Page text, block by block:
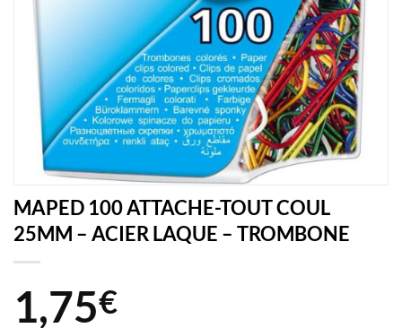
MAPED 100 ATTACHE-TOUT COUL
25MM – ACIER LAQUE – TROMBONE
1,75€